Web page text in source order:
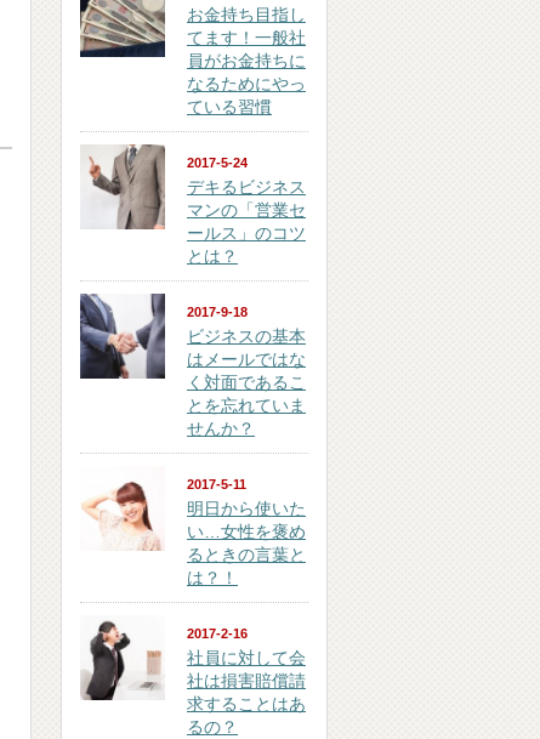
お金持ち目指し
てます！一般社
員がお金持ちに
なるためにやっ
ている習慣
2017-5-24
デキるビジネス
マンの「営業セ
ールス」のコツ
とは？
2017-9-18
ビジネスの基本
はメールではな
く対面であるこ
とを忘れていま
せんか？
2017-5-11
明日から使いた
い…女性を褒め
るときの言葉と
は？！
2017-2-16
社員に対して会
社は損害賠償請
求することはあ
るの？